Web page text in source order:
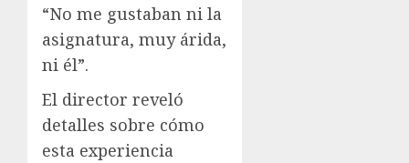
“No me gustaban ni la
asignatura, muy árida,
ni él”.
El director reveló
detalles sobre cómo
esta experiencia